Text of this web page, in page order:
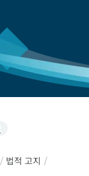
/ 법적 고지 /